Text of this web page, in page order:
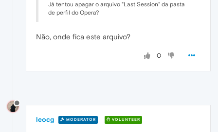
Já tentou apagar o arquivo "Last Session" da pasta
de perfil do Opera?
Não, onde fica este arquivo?
0
leocg MODERATOR VOLUNTEER